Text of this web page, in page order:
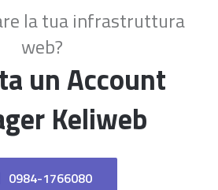
la tua infrastruttura
web?
un Account
Keliweb
0984-1766080